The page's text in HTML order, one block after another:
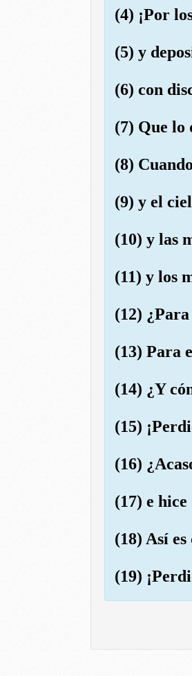
(4) ¡Por
(5) y
(6) con
(7) Que lo
(8)
(9) y el
(10) y las
(11) y los
(12)
(13) Para
(14) ¿Y
(15)
(16)
(17) e
(18) Así
(19)